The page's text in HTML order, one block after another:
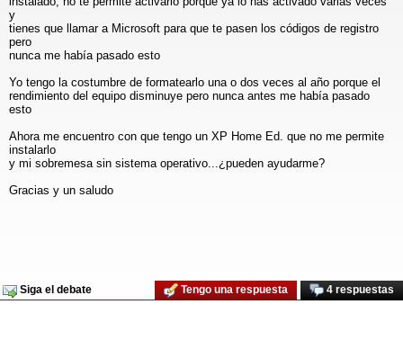
y
tienes que llamar a Microsoft para que te pasen los códigos de registro
pero
nunca me había pasado esto
Yo tengo la costumbre de formatearlo una o dos veces al año porque el
rendimiento del equipo disminuye pero nunca antes me había pasado
esto
Ahora me encuentro con que tengo un XP Home Ed. que no me permite
instalarlo
y mi sobremesa sin sistema operativo...¿pueden ayudarme?
Gracias y un saludo
Siga el debate 4 respuestas
Tengo una respuesta